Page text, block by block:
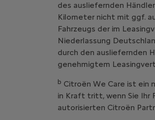
des ausliefernden
Kilometer nicht mit ggf.
Fahrzeugs der im
Niederlassung
durch den ausliefernden
genehmigtem
b Citroën We Care ist ein
in Kraft tritt, wenn Sie Ihr
autorisierten Citroën